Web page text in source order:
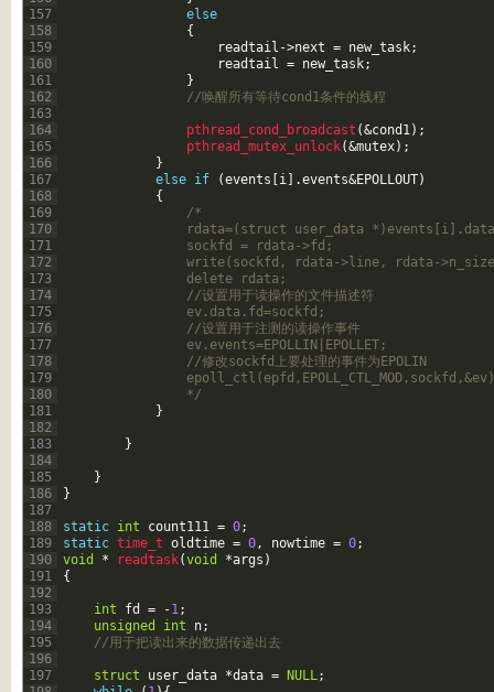
157
158
159
160
161
162
163
164
165
166
167
168
169
170
171
172
173
174
175
176
177
178
179
180
181
182
183
184
185
186
187
188
189
190
191
192
193
194
195
196
197
else
{
readtail ->next = new_task;
readtail = new_task;
}
//唤醒所有等待cond1条件的线程
pthread_cond_broadcast (&cond1) ;
pthread_mutex_unlock(&mutex) ;
}
else if (events i .events&EPOLLOUT)
{
/*
rdata=(struct user_data
				sockfd = rdata->fd;
write(sockfd, rdata->line, rdata-
				delete rdata;
				//设置用于读操作的文件描述符
				ev.data.fd=sockfd;
				//设置用于注测的读操作事件
				ev.events=EPOLLIN|EPOLLET;
				//修改sockfd上要处理的事件为EPOLIN
				*/
}
}
}
}
static int count111 = 0;
static time_t oldtime = 0, nowtime = 0;
void
* readtask(void *args )
{
int fd = -1;
unsigned
int n;
//用于把读出来的数据传递出去
struct user_data *data = NULL;